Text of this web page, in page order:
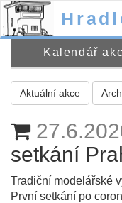
Kalendář
Aktuální akce
setkání
Tradiční modelářské
První setkání po